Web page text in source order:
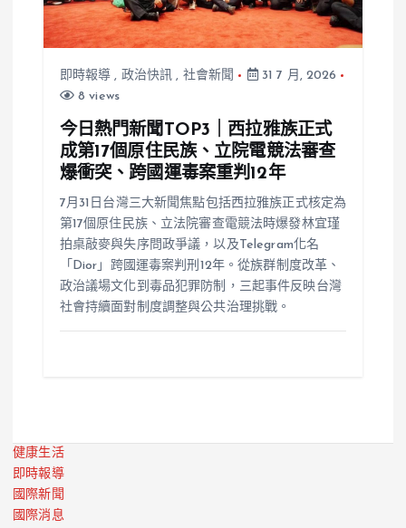
即時報導 , 政治快訊 , 社會新聞
31 7 月, 2026
8 views
今日熱門新聞TOP3｜西拉雅族正式
成第17個原住民族、立院電競法審查
爆衝突、跨國運毒案重判12年
7月31日台灣三大新聞焦點包括西拉雅族正式核定為
第17個原住民族、立法院審查電競法時爆發林宜瑾
拍桌敲麥與失序問政爭議，以及Telegram化名
「Dior」跨國運毒案判刑12年。從族群制度改革、
政治議場文化到毒品犯罪防制，三起事件反映台灣
社會持續面對制度調整與公共治理挑戰。
健康生活
即時報導
國際新聞
國際消息